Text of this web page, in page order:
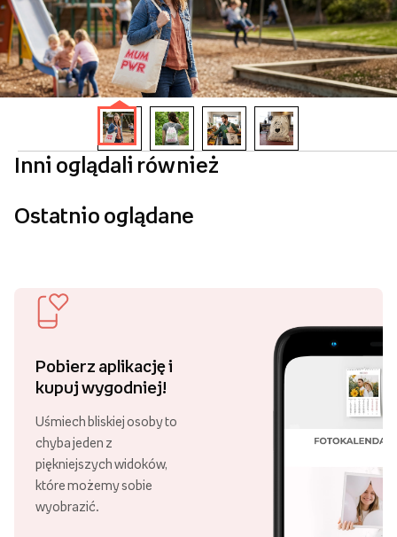
Inni oglądali również
Ostatnio oglądane
Pobierz aplikację i
kupuj wygodniej!
Uśmiech bliskiej osoby to
chyba jeden z
piękniejszych widoków,
które możemy sobie
wyobrazić.